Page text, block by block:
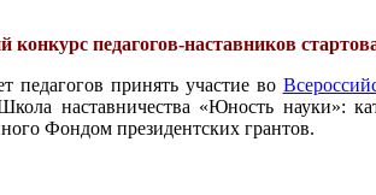
конкурс педагогов-наставников
педагогов принять участие во
наставничества «Юность науки»:
Фондом президентских грантов.